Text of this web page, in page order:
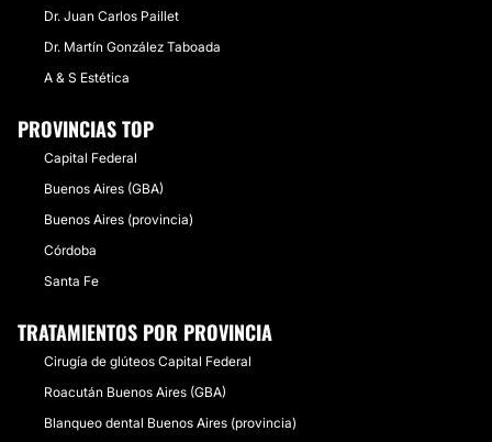
Dr. Juan Carlos Paillet
Dr. Martín González Taboada
A & S Estética
PROVINCIAS TOP
Capital Federal
Buenos Aires (GBA)
Buenos Aires (provincia)
Córdoba
Santa Fe
TRATAMIENTOS POR PROVINCIA
Cirugía de glúteos Capital Federal
Roacután Buenos Aires (GBA)
Blanqueo dental Buenos Aires (provincia)